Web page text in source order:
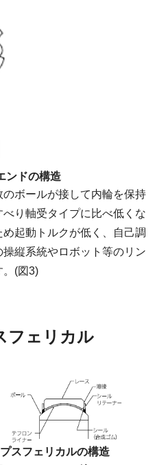
ンドの構造
ボールが接して内輪を保持
り軸受タイプに比べ低くな
起動トルクが低く、自己調
縦系統やロボット等のリン
。(図3)
フェリカル
スフェリカルの構造